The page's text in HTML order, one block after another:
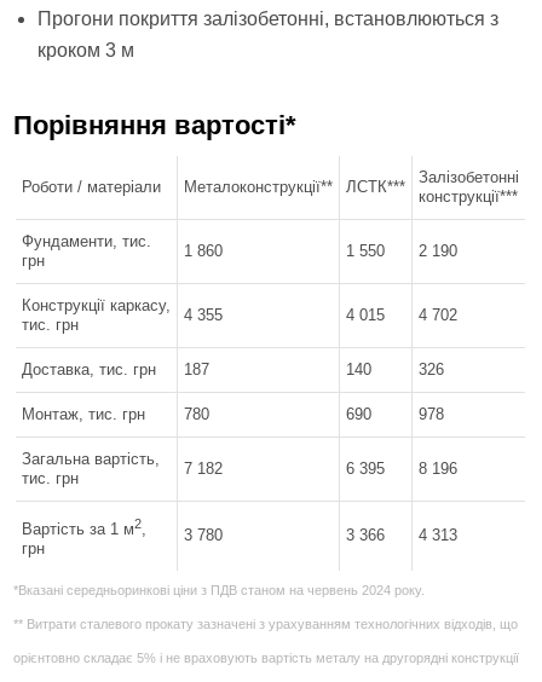
Прогони покриття залізобетонні, встановлюються з
кроком 3 м
Порівняння вартості*
Роботи / матеріали Металоконструкції** ЛСТК***
Залізобетонні
конструкції***
Фундаменти, тис.
грн
1 860 1 550 2 190
Конструкції каркасу,
тис. грн
4 355 4 015 4 702
Доставка, тис. грн 187 140 326
Монтаж, тис. грн 780 690 978
Загальна вартість,
тис. грн
7 182 6 395 8 196
Вартість за 1 м2,
грн
3 780 3 366 4 313
*Вказані середньоринкові ціни з ПДВ станом на червень 2024 року.
** Витрати сталевого прокату зазначені з урахуванням технологічних відходів, що
орієнтовно складає 5% і не враховують вартість металу на другорядні конструкції